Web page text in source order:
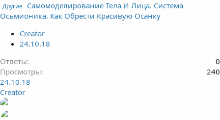
Другие Самомоделирование Тела И Лица. Система
Осьмионика. Как Обрести Красивую Осанку
Creator
24.10.18
Ответы
0
Просмотры
240
24.10.18
Creator